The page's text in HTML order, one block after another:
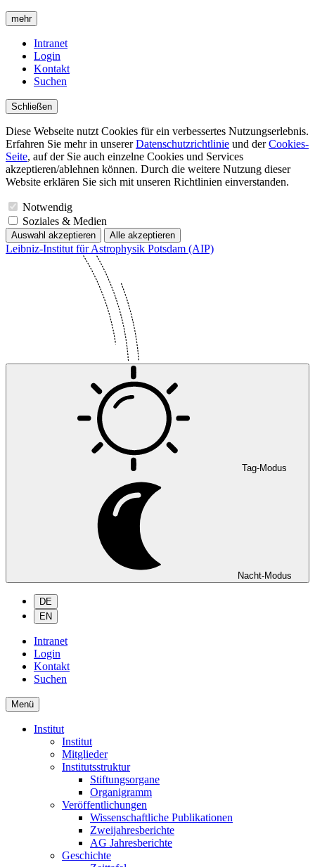
mehr
Intranet
Login
Kontakt
Suchen
Schließen
Diese Webseite nutzt Cookies für ein verbessertes Nutzungserlebnis.
Erfahren Sie mehr in unsererDatenschutzrichtlinie und derCookies-
Seite, auf der Sie auch einzelne Cookies und Services
akzeptieren/ablehnen können. Durch die weitere Nutzung dieser
Website erklären Sie sich mit unseren Richtlinien einverstanden.
Notwendig
Soziales & Medien
Auswahl akzeptieren Alle akzeptieren
Leibniz-Institut für Astrophysik Potsdam (AIP)
Tag-Modus
Nacht-Modus
DE
EN
Intranet
Login
Kontakt
Suchen
Menü
Institut
Institut
Mitglieder
Institutsstruktur
Stiftungsorgane
Organigramm
Veröffentlichungen
Wissenschaftliche Publikationen
Zweijahresberichte
AG Jahresberichte
Geschichte